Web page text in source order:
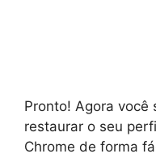
Pronto! Agora você
restaurar o seu
Chrome de forma